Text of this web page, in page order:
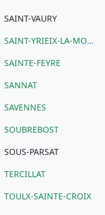
SAINT-VAURY
SAINT-YRIEIX-LA-MONTAGNE
SAINTE-FEYRE
SANNAT
SAVENNES
SOUBREBOST
SOUS-PARSAT
TERCILLAT
TOULX-SAINTE-CROIX